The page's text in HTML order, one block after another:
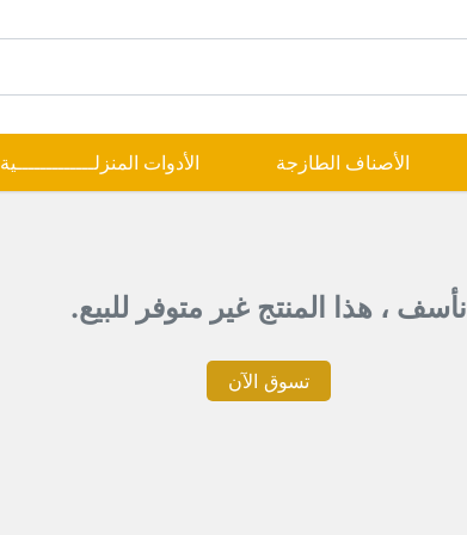
الأصناف الطازجة الأدوات المنزلـــــــــــــية
نأسف ، هذا المنتج غير متوفر للبيع.
تسوق الآن